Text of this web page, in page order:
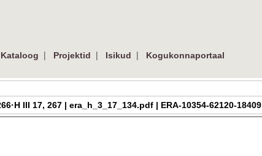
Kataloog | Projektid | Isikud |
Kogukonnaportaal
III 17, 267 | era_h_3_17_134.pdf | ERA-10354-62120-18409